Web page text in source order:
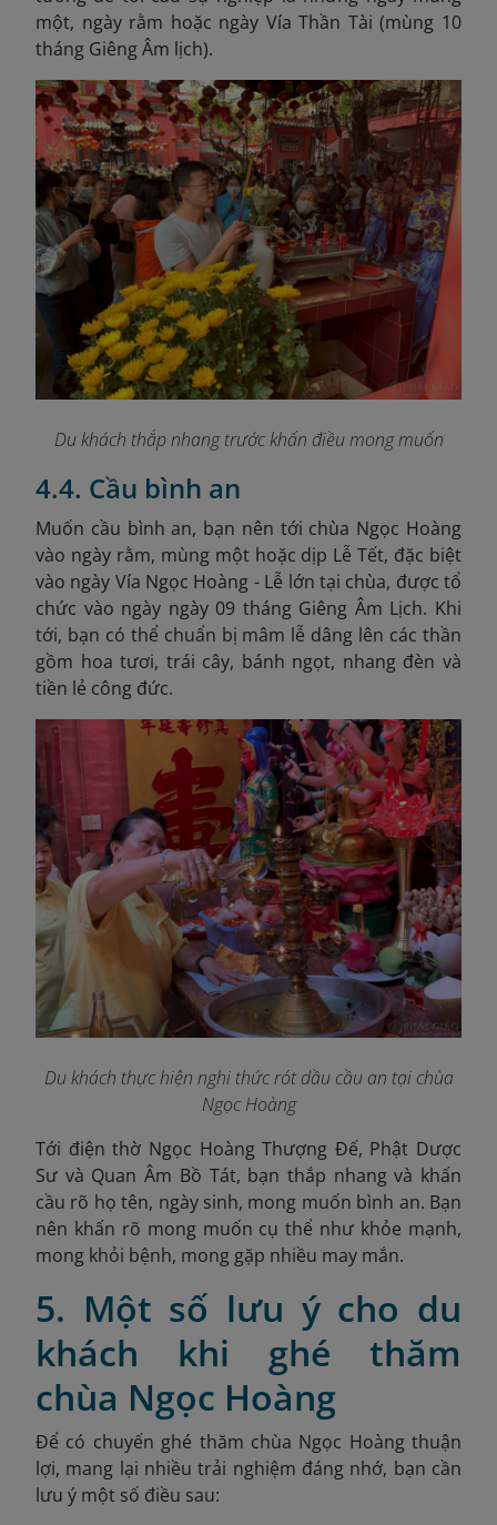
một, ngày rằm hoặc ngày Vía Thần Tài (mùng 10
tháng Giêng Âm lịch).
Du khách thắp nhang trước khấn điều mong muốn
4.4. Cầu bình an
Muốn cầu bình an, bạn nên tới chùa Ngọc Hoàng
vào ngày rằm, mùng một hoặc dịp Lễ Tết, đặc biệt
vào ngày Vía Ngọc Hoàng - Lễ lớn tại chùa, được tổ
chức vào ngày ngày 09 tháng Giêng Âm Lịch. Khi
tới, bạn có thể chuẩn bị mâm lễ dâng lên các thần
gồm hoa tươi, trái cây, bánh ngọt, nhang đèn và
tiền lẻ công đức.
Du khách thực hiện nghi thức rót dầu cầu an tại chùa
Ngọc Hoàng
Tới điện thờ Ngọc Hoàng Thượng Đế, Phật Dược
Sư và Quan Âm Bồ Tát, bạn thắp nhang và khấn
cầu rõ họ tên, ngày sinh, mong muốn bình an. Bạn
nên khấn rõ mong muốn cụ thể như khỏe mạnh,
mong khỏi bệnh, mong gặp nhiều may mắn.
5. Một số lưu ý cho du
khách khi ghé thăm
chùa Ngọc Hoàng
Để có chuyến ghé thăm chùa Ngọc Hoàng thuận
lợi, mang lại nhiều trải nghiệm đáng nhớ, bạn cần
lưu ý một số điều sau: